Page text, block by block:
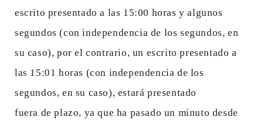
escrito presentado a las 15:00 horas y algunos
segundos (con independencia de los segundos, en
su caso), por el contrario, un escrito presentado a
las 15:01 horas (con independencia de los
segundos, en su caso), estará presentado
fuera de plazo, ya que ha pasado un minuto desde